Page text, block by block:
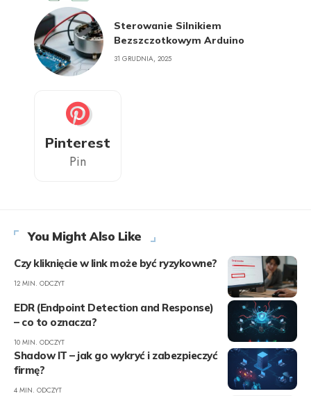
Sterowanie Silnikiem
Bezszczotkowym Arduino
31 GRUDNIA, 2025
Pinterest
Pin
You Might Also Like
Czy kliknięcie w link może być ryzykowne?
12 MIN. ODCZYT
EDR (Endpoint Detection and Response)
– co to oznacza?
10 MIN. ODCZYT
Shadow IT – jak go wykryć i zabezpieczyć
firmę?
4 MIN. ODCZYT